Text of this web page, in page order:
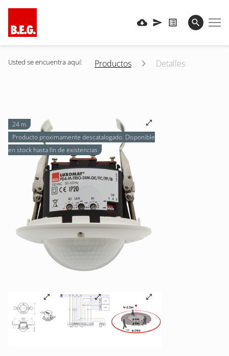
Usted se encuentra aquí: Productos Detalles
24 m
Producto proximamente descatalogado. Disponible
en stock hasta fin de existencias